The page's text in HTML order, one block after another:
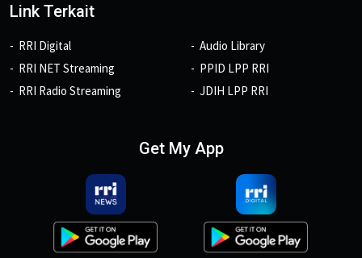
Link Terkait
RRI Digital
RRI NET Streaming
RRI Radio Streaming
Audio Library
PPID LPP RRI
JDIH LPP RRI
Get My App